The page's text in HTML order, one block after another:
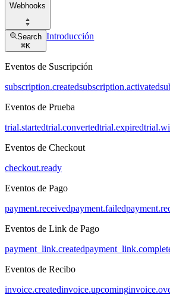
Webhooks
Search
⌘K
Introducción
Eventos de Suscripción
subscription.createdsubscription.activated
Eventos de Prueba
trial.startedtrial.convertedtrial.expired
Eventos de Checkout
checkout.ready
Eventos de Pago
payment.receivedpayment.failed
Eventos de Link de Pago
payment_link.created
Eventos de Recibo
invoice.createdinvoice.upcoming